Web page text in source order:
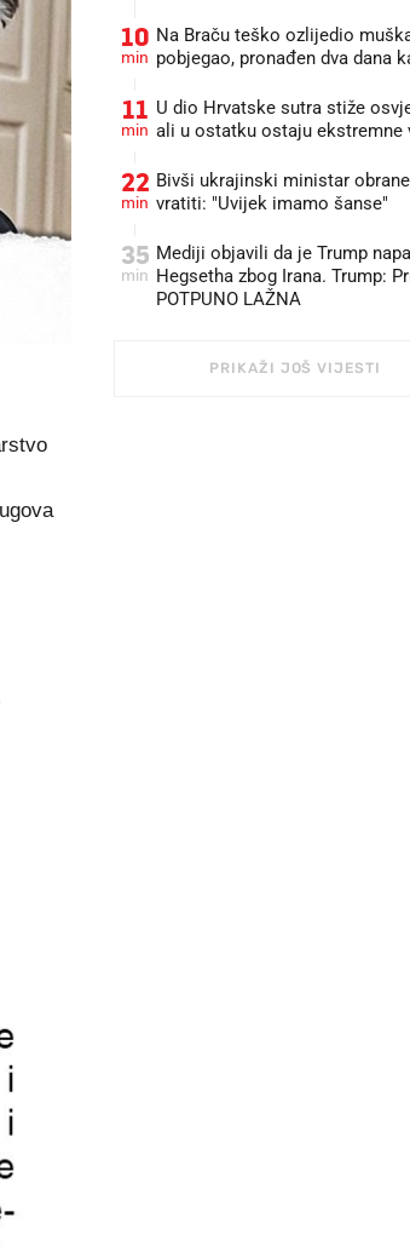
10
min
Na Braču teško ozlijedio
pobjegao, pronađen dva dana
11
min
U dio Hrvatske sutra stiže
ali u ostatku ostaju ekstremne
22
min
Bivši ukrajinski ministar
vratiti: "Uvijek imamo šanse"
35
min
Mediji objavili da je Trump
Hegsetha zbog Irana. Trump:
POTPUNO LAŽNA
PRIKAŽI JOŠ VIJESTI